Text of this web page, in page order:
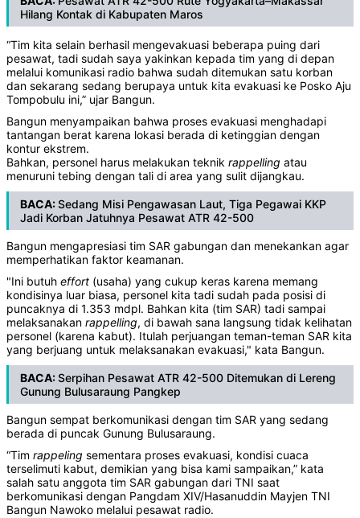
Hilang Kontak di Kabupaten Maros
“Tim kita selain berhasil mengevakuasi beberapa puing dari
pesawat, tadi sudah saya yakinkan kepada tim yang di depan
melalui komunikasi radio bahwa sudah ditemukan satu korban
dan sekarang sedang berupaya untuk kita evakuasi ke Posko Aju
Tompobulu ini,” ujar Bangun.
Bangun menyampaikan bahwa proses evakuasi menghadapi
tantangan berat karena lokasi berada di ketinggian dengan
kontur ekstrem.
Bahkan, personel harus melakukan teknik rappelling atau
menuruni tebing dengan tali di area yang sulit dijangkau.
BACA:Sedang Misi Pengawasan Laut, Tiga Pegawai KKP
Jadi Korban Jatuhnya Pesawat ATR 42-500
Bangun mengapresiasi tim SAR gabungan dan menekankan agar
memperhatikan faktor keamanan.
"Ini butuh effort (usaha) yang cukup keras karena memang
kondisinya luar biasa, personel kita tadi sudah pada posisi di
puncaknya di 1.353 mdpl. Bahkan kita (tim SAR) tadi sampai
melaksanakan rappelling, di bawah sana langsung tidak kelihatan
personel (karena kabut). Itulah perjuangan teman-teman SAR kita
yang berjuang untuk melaksanakan evakuasi," kata Bangun.
BACA:Serpihan Pesawat ATR 42-500 Ditemukan di Lereng
Gunung Bulusaraung Pangkep​
Bangun sempat berkomunikasi dengan tim SAR yang sedang
berada di puncak Gunung Bulusaraung.
“Tim rappeling sementara proses evakuasi, kondisi cuaca
terselimuti kabut, demikian yang bisa kami sampaikan,” kata
salah satu anggota tim SAR gabungan dari TNI saat
berkomunikasi dengan Pangdam XIV/Hasanuddin Mayjen TNI
Bangun Nawoko melalui pesawat radio.